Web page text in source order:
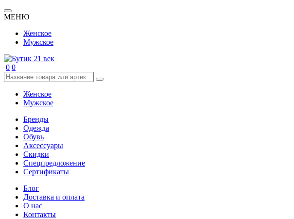
МЕНЮ
Женское
Мужское
0 0
Женское
Мужское
Бренды
Одежда
Обувь
Аксессуары
Скидки
Спецпредложение
Сертификаты
Блог
Доставка и оплата
О нас
Контакты